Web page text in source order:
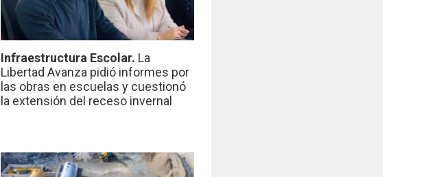
Infraestructura Escolar. La
Libertad Avanza pidió informes por
las obras en escuelas y cuestionó
la extensión del receso invernal